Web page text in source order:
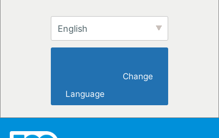
English
Language